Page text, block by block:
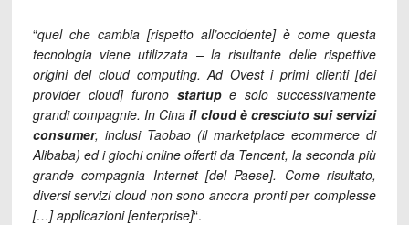
“quel che cambia [rispetto all’occidente] è come questa
tecnologia viene utilizzata – la risultante delle rispettive
origini del cloud computing. Ad Ovest i primi clienti [dei
provider cloud] furono startupe solo successivamente
grandi compagnie. In Cinail cloud è cresciuto sui servizi
consumer, inclusi Taobao (il marketplace ecommerce di
Alibaba) ed i giochi online offerti da Tencent, la seconda più
grande compagnia Internet [del Paese]. Come risultato,
diversi servizi cloud non sono ancora pronti per complesse
[…] applicazioni [enterprise]“.